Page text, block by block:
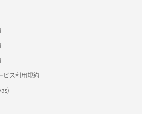
ネームタグ変更）
ルネットワーク用）
ルネットワーク用）
ロード(DLO)
ビス利用規約